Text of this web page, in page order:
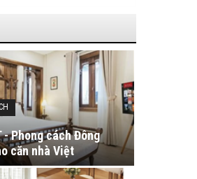
- Phong cách Đông
căn nhà Việt